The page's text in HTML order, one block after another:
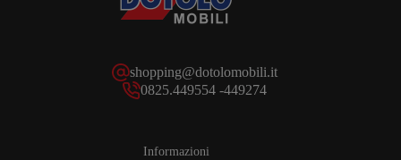
shopping@dotolomobili.it
0825.449554 -449274
Informazioni